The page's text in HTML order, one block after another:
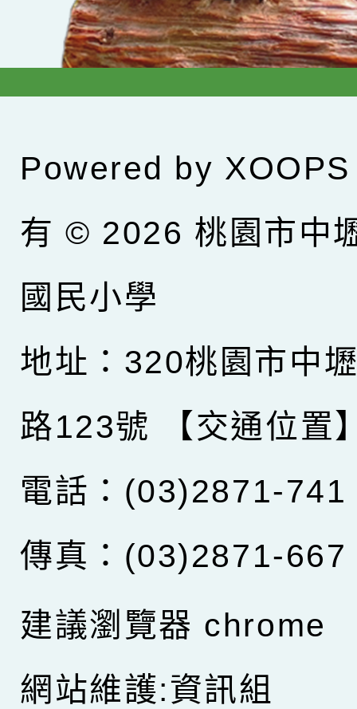
Powered by XOOPS
有 © 2026 桃園市中
國民小學
地址：320桃園市中
路123號
【交通位置
電話：(03)2871-741
傳真：(03)2871-667
建議瀏覽器 chrome
網站維護:資訊組